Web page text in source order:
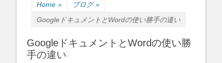
Home » ブログ »
GoogleドキュメントとWordの使い勝手の違い
GoogleドキュメントとWordの使い勝
手の違い